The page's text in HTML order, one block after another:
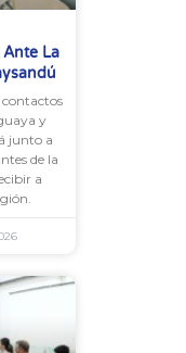
La
contactos
y
junto a
de la
a